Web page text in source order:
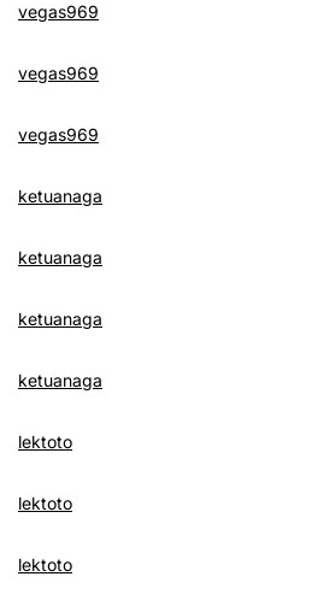
vegas969
vegas969
vegas969
ketuanaga
ketuanaga
ketuanaga
ketuanaga
lektoto
lektoto
lektoto